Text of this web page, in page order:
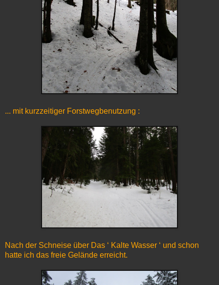
... mit kurzzeitiger Forstwegbenutzung :
Nach der Schneise über Das ‘ Kalte Wasser ‘ und schon
hatte ich das freie Gelände erreicht.